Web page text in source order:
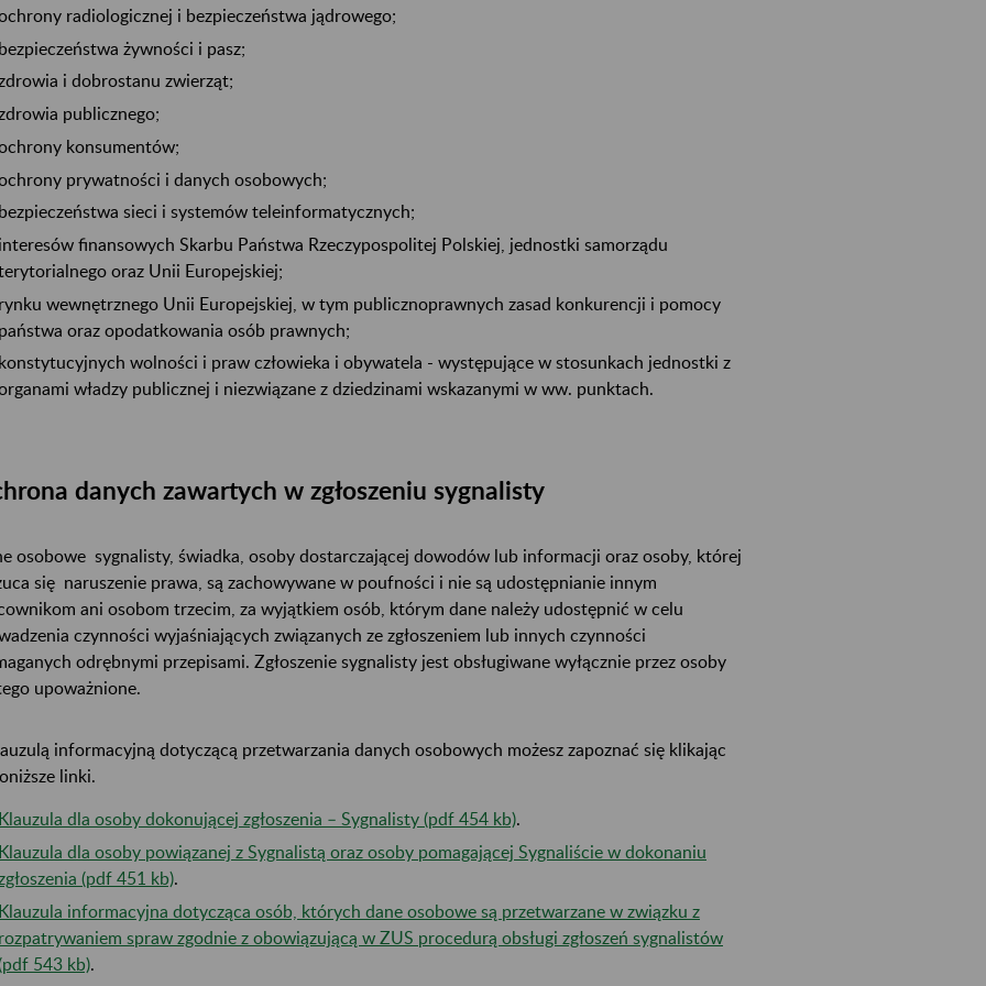
radiologicznej i bezpieczeństwa jądrowego;
żywności i pasz;
i dobrostanu zwierząt;
publicznego;
konsumentów;
prywatności i danych osobowych;
sieci i systemów teleinformatycznych;
finansowych Skarbu Państwa Rzeczypospolitej Polskiej, jednostki samorządu
oraz Unii Europejskiej;
wewnętrznego Unii Europejskiej, w tym publicznoprawnych zasad konkurencji i pomocy
oraz opodatkowania osób prawnych;
wolności i praw człowieka i obywatela - występujące w stosunkach jednostki z
władzy publicznej i niezwiązane z dziedzinami wskazanymi w ww. punktach.
danych zawartych w zgłoszeniu sygnalisty
osobowe sygnalisty, świadka, osoby dostarczającej dowodów lub informacji oraz osoby, której
się naruszenie prawa, są zachowywane w poufności i nie są udostępnianie innym
ani osobom trzecim, za wyjątkiem osób, którym dane należy udostępnić w celu
czynności wyjaśniających związanych ze zgłoszeniem lub innych czynności
odrębnymi przepisami. Zgłoszenie sygnalisty jest obsługiwane wyłącznie przez osoby
upoważnione.
informacyjną dotyczącą przetwarzania danych osobowych możesz zapoznać się klikając
linki.
dla osoby dokonującej zgłoszenia – Sygnalisty (pdf 454 kb).
dla osoby powiązanej z Sygnalistą oraz osoby pomagającej Sygnaliście w dokonaniu
(pdf 451 kb).
informacyjna dotycząca osób, których dane osobowe są przetwarzane w związku z
spraw zgodnie z obowiązującą w ZUS procedurą obsługi zgłoszeń sygnalistów
543 kb)